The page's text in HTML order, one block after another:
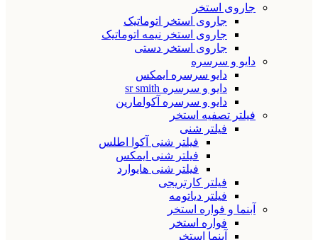
جاروی استخر
جاروی استخر اتوماتیک
جاروی استخر نیمه اتوماتیک
جاروی استخر دستی
دایو و سرسره
دایو سرسره ایمکس
دایو و سرسره sr smith
دایو و سرسره آکوامارین
فیلتر تصفیه استخر
فیلتر شنی
فیلتر شنی آکوا اطلس
فیلتر شنی ایمکس
فیلتر شنی هایوارد
فیلتر کارتریجی
فیلتر دیاتومه
آبنما و فواره استخر
فواره استخر
آبنما استخر